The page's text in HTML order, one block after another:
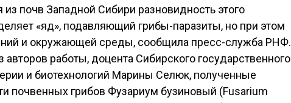
почв Западной Сибири разновидность этого
«яд», подавляющий грибы-паразиты, но при этом
и окружающей среды, сообщила пресс-служба РНФ.
работы, доцента Сибирского государственного
и биотехнологий Марины Селюк, полученные
почвенных грибов Фузариум бузиновый (Fusarium